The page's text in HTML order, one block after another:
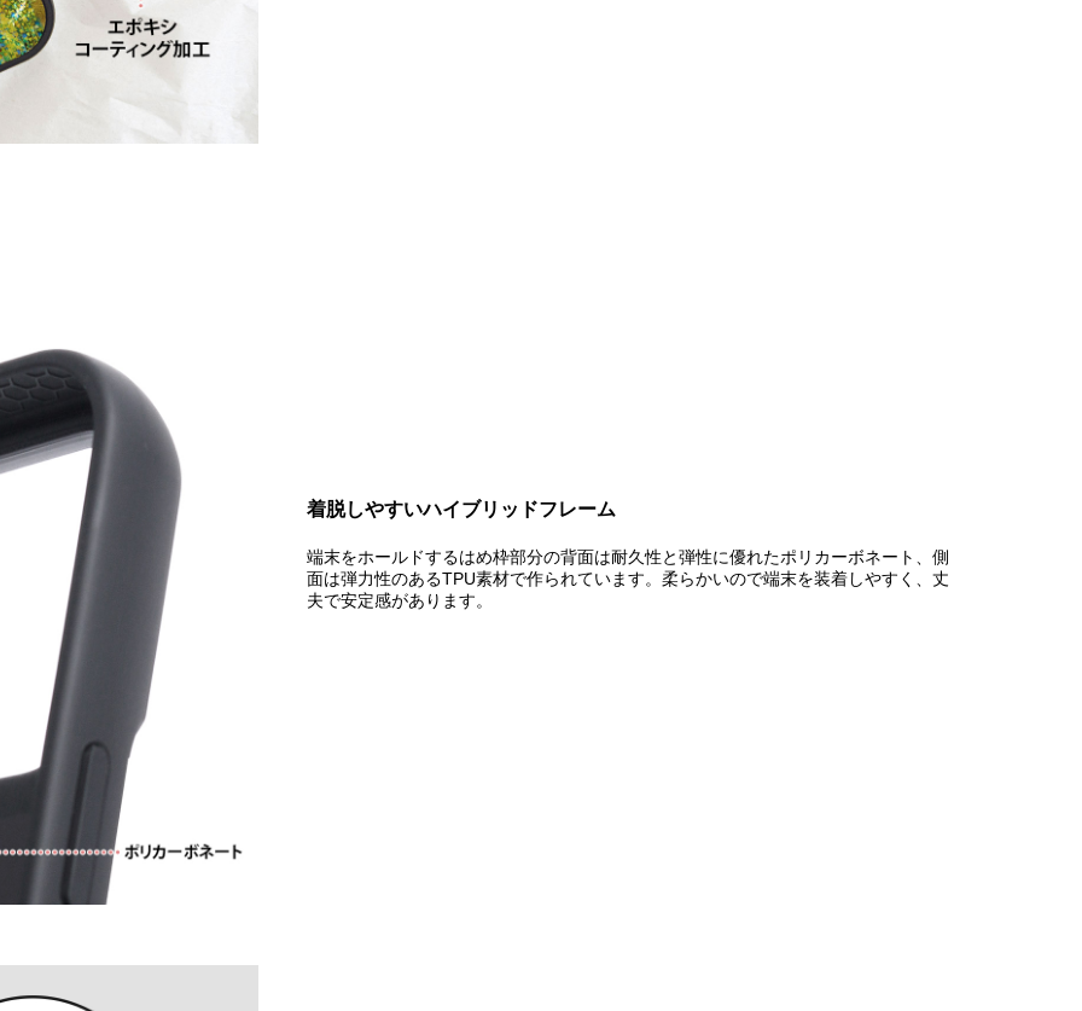
着脱しやすいハイブリッドフレーム
端末をホールドするはめ枠部分の背面は耐久性と弾性に優れたポリカーボネート、側
面は弾力性のあるTPU素材で作られています。柔らかいので端末を装着しやすく、丈
夫で安定感があります。